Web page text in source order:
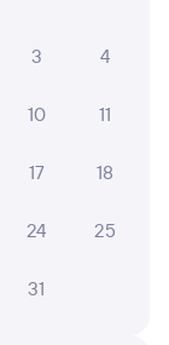
или
3 4
10 11
17 18
24 25
31